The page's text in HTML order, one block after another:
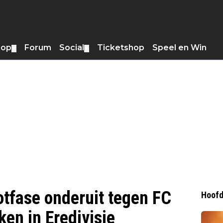
Forum Social Ticketshop Speel en Win
onderuit tegen FC
in Eredivisie